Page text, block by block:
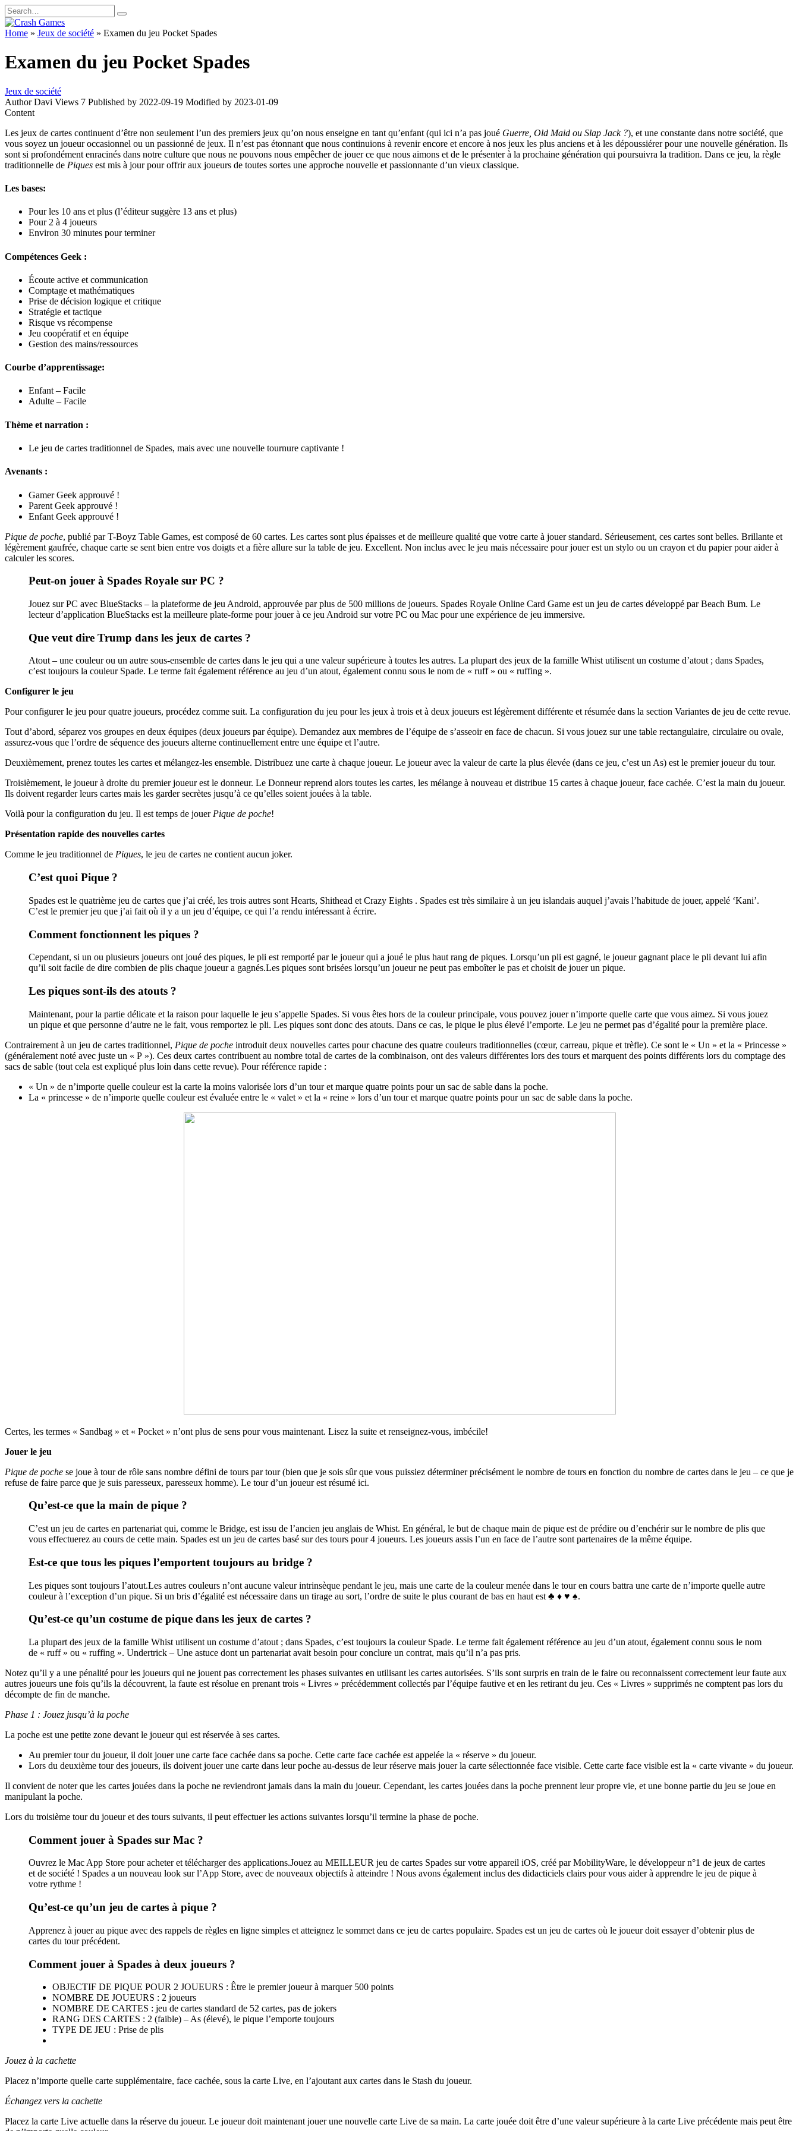
Skip
to
content
Search
for:
Home » Jeux de société » Examen du jeu Pocket Spades
Examen du jeu Pocket Spades
Jeux de société
Author Davi Views 7 Published by 2022-09-19 Modified by 2023-01-09
Content
Les jeux de cartes continuent d’être non seulement l’un des premiers jeux qu’on nous enseigne en tant qu’enfant (qui ici n’a pas joué Guerre, Old Maid ou Slap Jack ?), et une constante dans notre société, que
vous soyez un joueur occasionnel ou un passionné de jeux. Il n’est pas étonnant que nous continuions à revenir encore et encore à nos jeux les plus anciens et à les dépoussiérer pour une nouvelle génération. Ils
sont si profondément enracinés dans notre culture que nous ne pouvons nous empêcher de jouer ce que nous aimons et de le présenter à la prochaine génération qui poursuivra la tradition. Dans ce jeu, la règle
traditionnelle de Piques est mis à jour pour offrir aux joueurs de toutes sortes une approche nouvelle et passionnante d’un vieux classique.
Les bases:
Pour les 10 ans et plus (l’éditeur suggère 13 ans et plus)
Pour 2 à 4 joueurs
Environ 30 minutes pour terminer
Compétences Geek :
Écoute active et communication
Comptage et mathématiques
Prise de décision logique et critique
Stratégie et tactique
Risque vs récompense
Jeu coopératif et en équipe
Gestion des mains/ressources
Courbe d’apprentissage:
Enfant – Facile
Adulte – Facile
Thème et narration :
Le jeu de cartes traditionnel de Spades, mais avec une nouvelle tournure captivante !
Avenants :
Gamer Geek approuvé !
Parent Geek approuvé !
Enfant Geek approuvé !
Pique de poche, publié par T-Boyz Table Games, est composé de 60 cartes. Les cartes sont plus épaisses et de meilleure qualité que votre carte à jouer standard. Sérieusement, ces cartes sont belles. Brillante et
légèrement gaufrée, chaque carte se sent bien entre vos doigts et a fière allure sur la table de jeu. Excellent. Non inclus avec le jeu mais nécessaire pour jouer est un stylo ou un crayon et du papier pour aider à
calculer les scores.
Peut-on jouer à Spades Royale sur PC ?
Jouez sur PC avec BlueStacks – la plateforme de jeu Android, approuvée par plus de 500 millions de joueurs. Spades Royale Online Card Game est un jeu de cartes développé par Beach Bum. Le
lecteur d’application BlueStacks est la meilleure plate-forme pour jouer à ce jeu Android sur votre PC ou Mac pour une expérience de jeu immersive.
Que veut dire Trump dans les jeux de cartes ?
Atout – une couleur ou un autre sous-ensemble de cartes dans le jeu qui a une valeur supérieure à toutes les autres. La plupart des jeux de la famille Whist utilisent un costume d’atout ; dans Spades,
c’est toujours la couleur Spade. Le terme fait également référence au jeu d’un atout, également connu sous le nom de « ruff » ou « ruffing ».
Configurer le jeu
Pour configurer le jeu pour quatre joueurs, procédez comme suit. La configuration du jeu pour les jeux à trois et à deux joueurs est légèrement différente et résumée dans la section Variantes de jeu de cette revue.
Tout d’abord, séparez vos groupes en deux équipes (deux joueurs par équipe). Demandez aux membres de l’équipe de s’asseoir en face de chacun. Si vous jouez sur une table rectangulaire, circulaire ou ovale,
assurez-vous que l’ordre de séquence des joueurs alterne continuellement entre une équipe et l’autre.
Deuxièmement, prenez toutes les cartes et mélangez-les ensemble. Distribuez une carte à chaque joueur. Le joueur avec la valeur de carte la plus élevée (dans ce jeu, c’est un As) est le premier joueur du tour.
Troisièmement, le joueur à droite du premier joueur est le donneur. Le Donneur reprend alors toutes les cartes, les mélange à nouveau et distribue 15 cartes à chaque joueur, face cachée. C’est la main du joueur.
Ils doivent regarder leurs cartes mais les garder secrètes jusqu’à ce qu’elles soient jouées à la table.
Voilà pour la configuration du jeu. Il est temps de jouerPique de poche!
Présentation rapide des nouvelles cartes
Comme le jeu traditionnel de Piques, le jeu de cartes ne contient aucun joker.
C’est quoi Pique ?
Spades est le quatrième jeu de cartes que j’ai créé, les trois autres sont Hearts, Shithead et Crazy Eights . Spades est très similaire à un jeu islandais auquel j’avais l’habitude de jouer, appelé ‘Kani’.
C’est le premier jeu que j’ai fait où il y a un jeu d’équipe, ce qui l’a rendu intéressant à écrire.
Comment fonctionnent les piques ?
Cependant, si un ou plusieurs joueurs ont joué des piques, le pli est remporté par le joueur qui a joué le plus haut rang de piques. Lorsqu’un pli est gagné, le joueur gagnant place le pli devant lui afin
qu’il soit facile de dire combien de plis chaque joueur a gagnés.Les piques sont brisées lorsqu’un joueur ne peut pas emboîter le pas et choisit de jouer un pique.
Les piques sont-ils des atouts ?
Maintenant, pour la partie délicate et la raison pour laquelle le jeu s’appelle Spades. Si vous êtes hors de la couleur principale, vous pouvez jouer n’importe quelle carte que vous aimez. Si vous jouez
un pique et que personne d’autre ne le fait, vous remportez le pli. Les piques sont donc des atouts. Dans ce cas, le pique le plus élevé l’emporte. Le jeu ne permet pas d’égalité pour la première place.
Contrairement à un jeu de cartes traditionnel, Pique de poche introduit deux nouvelles cartes pour chacune des quatre couleurs traditionnelles (cœur, carreau, pique et trèfle). Ce sont le « Un » et la « Princesse »
(généralement noté avec juste un « P »). Ces deux cartes contribuent au nombre total de cartes de la combinaison, ont des valeurs différentes lors des tours et marquent des points différents lors du comptage des
sacs de sable (tout cela est expliqué plus loin dans cette revue). Pour référence rapide :
« Un » de n’importe quelle couleur est la carte la moins valorisée lors d’un tour et marque quatre points pour un sac de sable dans la poche.
La « princesse » de n’importe quelle couleur est évaluée entre le « valet » et la « reine » lors d’un tour et marque quatre points pour un sac de sable dans la poche.
Certes, les termes « Sandbag » et « Pocket » n’ont plus de sens pour vous maintenant. Lisez la suite et renseignez-vous, imbécile!
Jouer le jeu
Pique de poche se joue à tour de rôle sans nombre défini de tours par tour (bien que je sois sûr que vous puissiez déterminer précisément le nombre de tours en fonction du nombre de cartes dans le jeu – ce que je
refuse de faire parce que je suis paresseux, paresseux homme). Le tour d’un joueur est résumé ici.
Qu’est-ce que la main de pique ?
C’est un jeu de cartes en partenariat qui, comme le Bridge, est issu de l’ancien jeu anglais de Whist. En général, le but de chaque main de pique est de prédire ou d’enchérir sur le nombre de plis que
vous effectuerez au cours de cette main. Spades est un jeu de cartes basé sur des tours pour 4 joueurs. Les joueurs assis l’un en face de l’autre sont partenaires de la même équipe.
Est-ce que tous les piques l’emportent toujours au bridge ?
Les piques sont toujours l’atout.Les autres couleurs n’ont aucune valeur intrinsèque pendant le jeu, mais une carte de la couleur menée dans le tour en cours battra une carte de n’importe quelle autre
couleur à l’exception d’un pique. Si un bris d’égalité est nécessaire dans un tirage au sort, l’ordre de suite le plus courant de bas en haut est ♣ ♦ ♥ ♠.
Qu’est-ce qu’un costume de pique dans les jeux de cartes ?
La plupart des jeux de la famille Whist utilisent un costume d’atout ; dans Spades, c’est toujours la couleur Spade. Le terme fait également référence au jeu d’un atout, également connu sous le nom
de « ruff » ou « ruffing ». Undertrick – Une astuce dont un partenariat avait besoin pour conclure un contrat, mais qu’il n’a pas pris.
Notez qu’il y a une pénalité pour les joueurs qui ne jouent pas correctement les phases suivantes en utilisant les cartes autorisées. S’ils sont surpris en train de le faire ou reconnaissent correctement leur faute aux
autres joueurs une fois qu’ils la découvrent, la faute est résolue en prenant trois « Livres » précédemment collectés par l’équipe fautive et en les retirant du jeu. Ces « Livres » supprimés ne comptent pas lors du
décompte de fin de manche.
Phase 1 : Jouez jusqu’à la poche
La poche est une petite zone devant le joueur qui est réservée à ses cartes.
Au premier tour du joueur, il doit jouer une carte face cachée dans sa poche. Cette carte face cachée est appelée la « réserve » du joueur.
Lors du deuxième tour des joueurs, ils doivent jouer une carte dans leur poche au-dessus de leur réserve mais jouer la carte sélectionnée face visible. Cette carte face visible est la « carte vivante » du joueur.
Il convient de noter que les cartes jouées dans la poche ne reviendront jamais dans la main du joueur. Cependant, les cartes jouées dans la poche prennent leur propre vie, et une bonne partie du jeu se joue en
manipulant la poche.
Lors du troisième tour du joueur et des tours suivants, il peut effectuer les actions suivantes lorsqu’il termine la phase de poche.
Comment jouer à Spades sur Mac ?
Ouvrez le Mac App Store pour acheter et télécharger des applications.Jouez au MEILLEUR jeu de cartes Spades sur votre appareil iOS, créé par MobilityWare, le développeur n°1 de jeux de cartes
et de société ! Spades a un nouveau look sur l’App Store, avec de nouveaux objectifs à atteindre ! Nous avons également inclus des didacticiels clairs pour vous aider à apprendre le jeu de pique à
votre rythme !
Qu’est-ce qu’un jeu de cartes à pique ?
Apprenez à jouer au pique avec des rappels de règles en ligne simples et atteignez le sommet dans ce jeu de cartes populaire. Spades est un jeu de cartes où le joueur doit essayer d’obtenir plus de
cartes du tour précédent.
Comment jouer à Spades à deux joueurs ?
OBJECTIF DE PIQUE POUR 2 JOUEURS : Être le premier joueur à marquer 500 points
NOMBRE DE JOUEURS : 2 joueurs
NOMBRE DE CARTES : jeu de cartes standard de 52 cartes, pas de jokers
RANG DES CARTES : 2 (faible) – As (élevé), le pique l’emporte toujours
TYPE DE JEU : Prise de plis
Jouez à la cachette
Placez n’importe quelle carte supplémentaire, face cachée, sous la carte Live, en l’ajoutant aux cartes dans le Stash du joueur.
Échangez vers la cachette
Placez la carte Live actuelle dans la réserve du joueur. Le joueur doit maintenant jouer une nouvelle carte Live de sa main. La carte jouée doit être d’une valeur supérieure à la carte Live précédente mais peut être